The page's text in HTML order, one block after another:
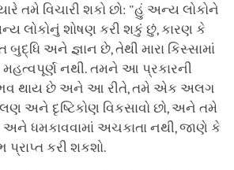
તમે વિચારી શકો છો: "હું અન્ય લોકોને
લોકોનું શોષણ કરી શકું છું, કારણ કે
અને જ્ઞાન છે, તેથી મારા કિસ્સામાં
નથી. તમને આ પ્રકારની
થાય છે અને આ રીતે, તમે એક અલગ
અને દૃષ્ટિકોણ વિકસાવો છો, અને તમે
ધમકાવવામાં અચકાતા નથી, જાણે કે
કરી શકશો.